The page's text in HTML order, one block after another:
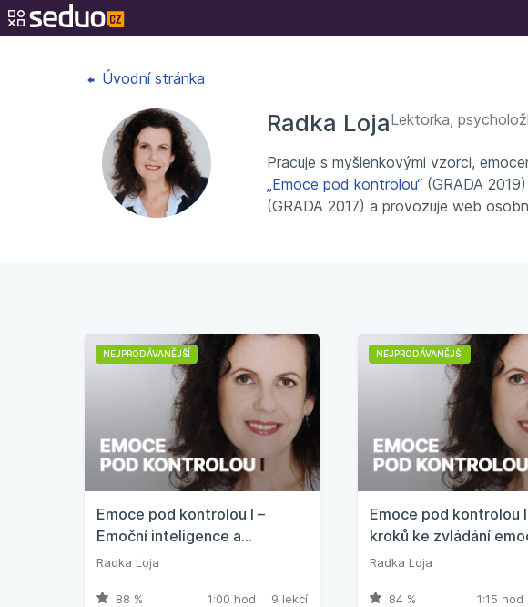
Úvodní stránka
Radka LojaLektorka,
Pracuje s myšlenkovými vzorci,
„Emoce pod kontrolou“ (GRADA
(GRADA 2017) a provozuje web
NEJPRODÁVANĚJŠÍ
Emoce pod kontrolou I –
Emoční inteligence a
sebeuvědomění
Radka Loja
88 % 1:00 hod 9 lekcí
NEJPRODÁVANĚJŠÍ
Emoce pod kontrolou
kroků ke zvládání
Radka Loja
84 % 1:15 hod